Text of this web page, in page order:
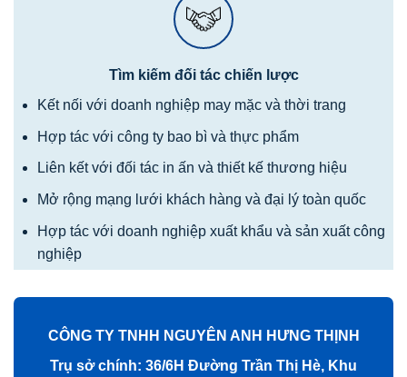
Tìm kiếm đối tác chiến lược
Kết nối với doanh nghiệp may mặc và thời trang
Hợp tác với công ty bao bì và thực phẩm
Liên kết với đối tác in ấn và thiết kế thương hiệu
Mở rộng mạng lưới khách hàng và đại lý toàn quốc
Hợp tác với doanh nghiệp xuất khẩu và sản xuất công
nghiệp
CÔNG TY TNHH NGUYÊN ANH HƯNG THỊNH
Trụ sở chính: 36/6H Đường Trần Thị Hè, Khu